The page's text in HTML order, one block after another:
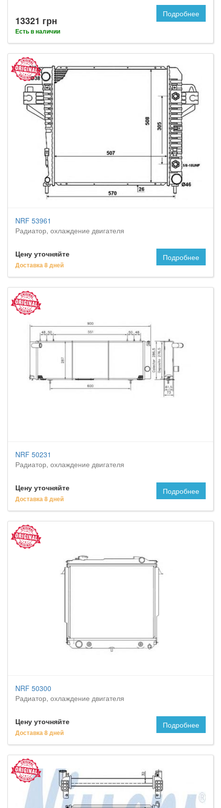
13321 грн
Есть в наличии
Подробнее
NRF 53961
Радиатор, охлаждение двигателя
Цену уточняйте
Доставка 8 дней
Подробнее
NRF 50231
Радиатор, охлаждение двигателя
Цену уточняйте
Доставка 8 дней
Подробнее
NRF 50300
Радиатор, охлаждение двигателя
Цену уточняйте
Доставка 8 дней
Подробнее